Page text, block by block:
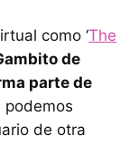
como ‘The
de
parte de
podemos
de otra